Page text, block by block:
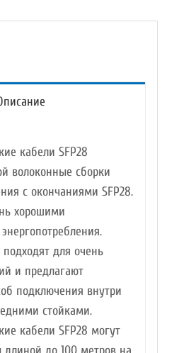
кабели SFP28
волоконные сборки
с окончаниями SFP28.
хорошими
для очень
и предлагают
подключения внутри
стойками.
кабели SFP28 могут